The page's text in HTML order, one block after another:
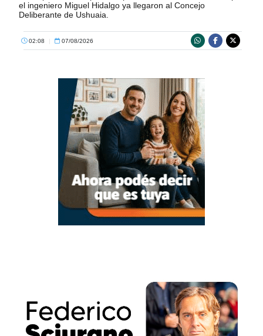
el ingeniero Miguel Hidalgo ya llegaron al Concejo
Deliberante de Ushuaia.
02:08 | 07/08/2026